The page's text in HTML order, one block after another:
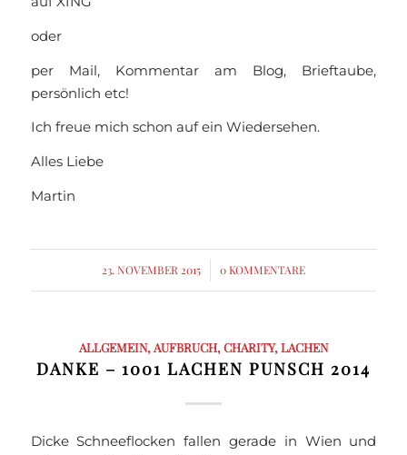
oder
per Mail, Kommentar am Blog, Brieftaube,
persönlich etc!
Ich freue mich schon auf ein Wiedersehen.
Alles Liebe
Martin
23. NOVEMBER 2015
/ 0 KOMMENTARE
ALLGEMEIN, AUFBRUCH, CHARITY, LACHEN
DANKE – 1001 LACHEN PUNSCH 2014
Dicke Schneeflocken fallen gerade in Wien und